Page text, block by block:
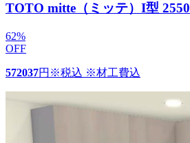
TOTO mitte（ミッテ）I型 2550
62%
OFF
572037円 ※税込 ※材工費込